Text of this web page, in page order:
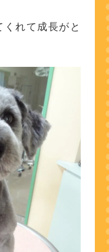
れて成長がと